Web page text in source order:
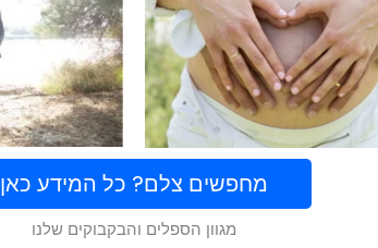
מחפשים צלם? כל המידע כאן
מגוון הספלים והבקבוקים שלנו